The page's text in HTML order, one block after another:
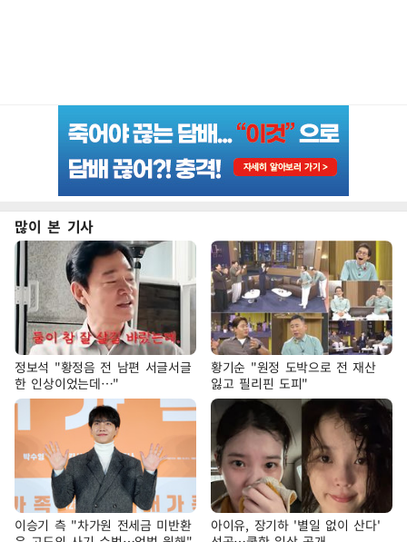
많이 본 기사
정보석 "황정음 전 남편 서글서글
한 인상이었는데…"
황기순 "원정 도박으로 전 재산
잃고 필리핀 도피"
이승기 측 "차가원 전세금 미반환
아이유, 장기하 '별일 없이 산다'